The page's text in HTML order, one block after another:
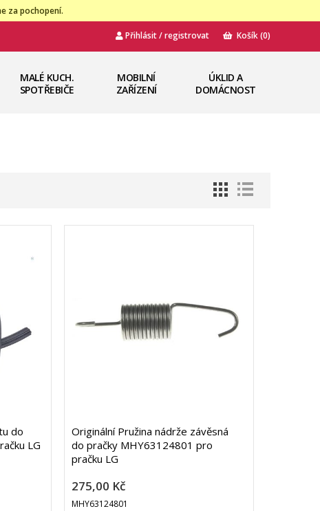
za pochopení.
Přihlásit / registrovat Košík(0)
MALÉ KUCH.
SPOTŘEBIČE
MOBILNÍ
ZAŘÍZENÍ
ÚKLID A
DOMÁCNOST
do
LG
Originální Pružina nádrže závěsná
do pračky MHY63124801 pro
pračku LG
275,00 Kč
MHY63124801